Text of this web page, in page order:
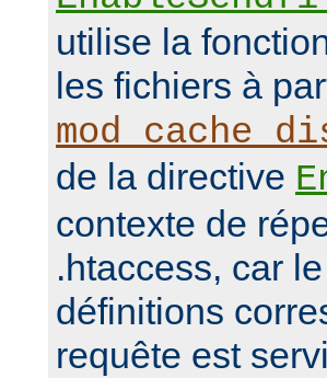
utilise la
les fichiers à
de la directive
contexte de
.htaccess, car
définitions
requête est